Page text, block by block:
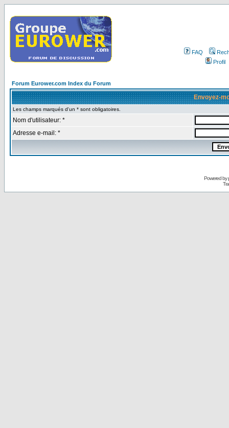
FAQ
Profil
Forum Eurower.com Index du Forum
Envoyez-
Les champs marqués d'un * sont obligatoires.
Nom d'utilisateur: *
Adresse e-mail: *
Powered by